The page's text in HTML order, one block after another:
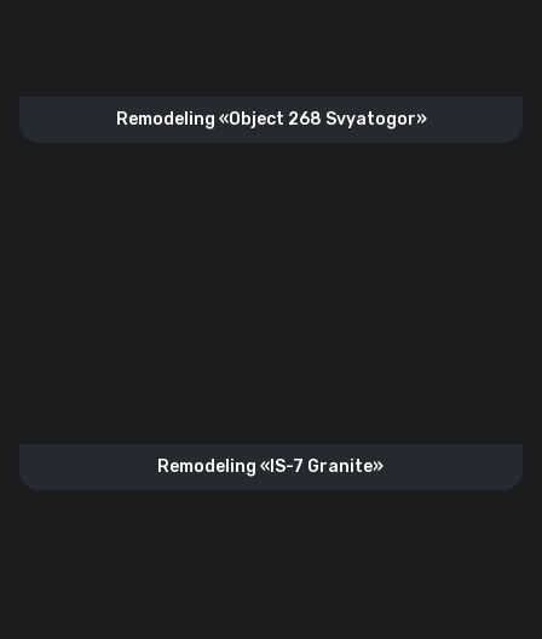
Remodeling «Object 268 Svyatogor»
Remodeling «IS-7 Granite»